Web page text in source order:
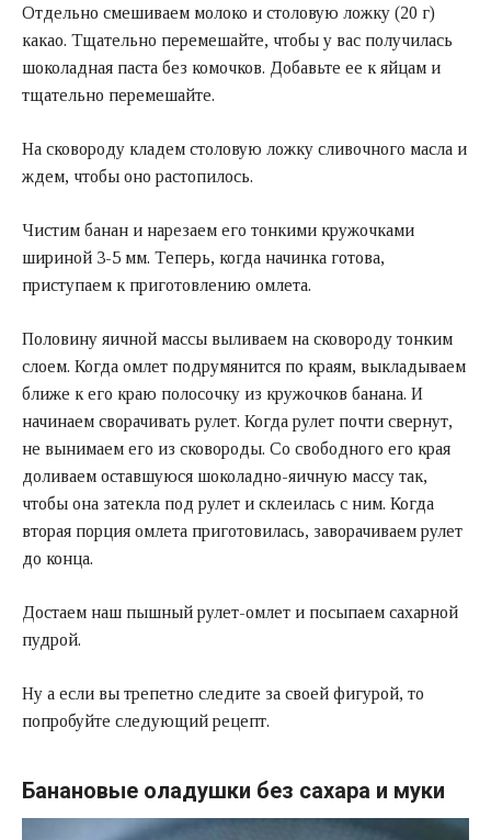
Отдельно смешиваем молоко и столовую ложку (20 г)
какао. Тщательно перемешайте, чтобы у вас получилась
шоколадная паста без комочков. Добавьте ее к яйцам и
тщательно перемешайте.
На сковороду кладем столовую ложку сливочного масла и
ждем, чтобы оно растопилось.
Чистим банан и нарезаем его тонкими кружочками
шириной 3-5 мм. Теперь, когда начинка готова,
приступаем к приготовлению омлета.
Половину яичной массы выливаем на сковороду тонким
слоем. Когда омлет подрумянится по краям, выкладываем
ближе к его краю полосочку из кружочков банана. И
начинаем сворачивать рулет. Когда рулет почти свернут,
не вынимаем его из сковороды. Со свободного его края
доливаем оставшуюся шоколадно-яичную массу так,
чтобы она затекла под рулет и склеилась с ним. Когда
вторая порция омлета приготовилась, заворачиваем рулет
до конца.
Достаем наш пышный рулет-омлет и посыпаем сахарной
пудрой.
Ну а если вы трепетно следите за своей фигурой, то
попробуйте следующий рецепт.
Банановые оладушки без сахара и муки